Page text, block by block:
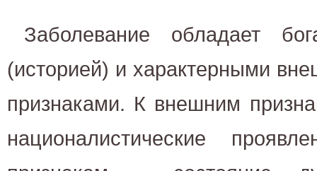
Заболевание обладает
(историей) и характерными
признаками. К внешним
националистические